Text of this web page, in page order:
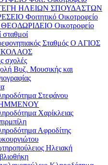
ΗΛΕΙΩΝ ΣΠΟΥΔΑΣΤΩΝ
Φοιτητικό Οικοτροφείο
Οικοτροφείο
σταθμοί
Σταθμός Ο ΑΓΙΟΣ
σχολές
Βυζ. Μουσικής και
Στεφάνου
Χαρίκλειας
Αφροδίτης
Ηλειακή